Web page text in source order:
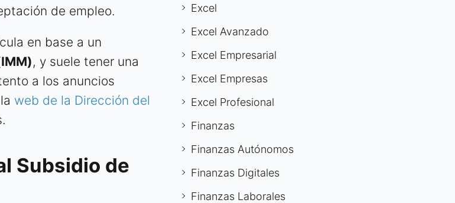
de empleo.
en base a un
, y suele tener una
a los anuncios
web de la Dirección del
Subsidio de
Excel
Excel Avanzado
Excel Empresarial
Excel Empresas
Excel Profesional
Finanzas
Finanzas Autónomos
Finanzas Digitales
Finanzas Laborales